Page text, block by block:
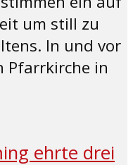
um still zu
In und vor
Pfarrkirche in